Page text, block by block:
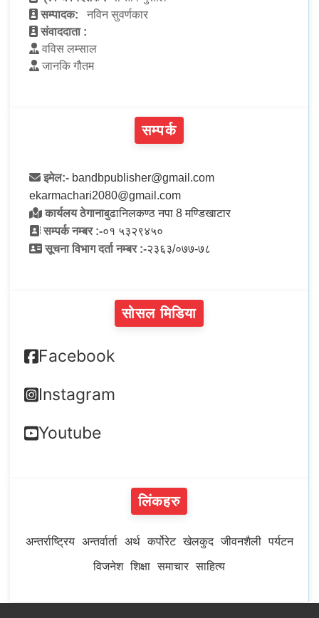
सम्पादक:
नविन सुवर्णकार
संवाददाता :
वविस लम्साल
जानकि गौतम
सम्पर्क
इमेल:- bandbpublisher@gmail.com
ekarmachari2080@gmail.com
कार्यलय ठेगानाबुढानिलकण्ठ नपा 8 मण्डिखाटार
सम्पर्क नम्बर :-०१ ५३२९४५०
सूचना विभाग दर्ता नम्बर :-२३६३/०७७-७८
सोसल मिडिया
Facebook
Instagram
Youtube
लिंकहरु
अन्तर्राष्ट्रिय अन्तर्वार्ता अर्थ कर्पोरेट खेलकुद जीवनशैली पर्यटन
विजनेश शिक्षा समाचार साहित्य